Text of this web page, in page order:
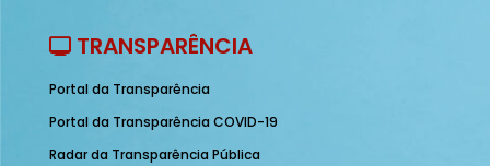
TRANSPARÊNCIA
Portal da Transparência
Portal da Transparência COVID-19
Radar da Transparência Pública